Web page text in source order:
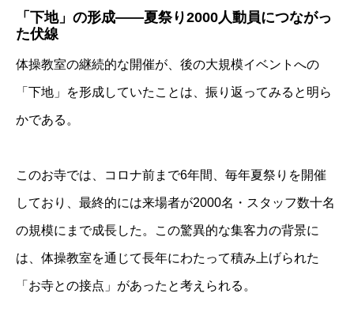
「下地」の形成――夏祭り2000人動員につながっ
た伏線
体操教室の継続的な開催が、後の大規模イベントへの
「下地」を形成していたことは、振り返ってみると明ら
かである。
このお寺では、コロナ前まで6年間、毎年夏祭りを開催
しており、最終的には来場者が2000名・スタッフ数十名
の規模にまで成長した。この驚異的な集客力の背景に
は、体操教室を通じて長年にわたって積み上げられた
「お寺との接点」があったと考えられる。